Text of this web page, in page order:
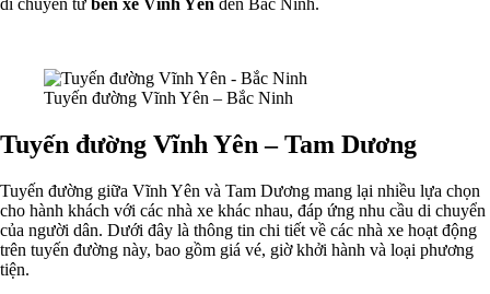
di chuyển từ bến xe Vĩnh Yên đến Bắc Ninh.
Tuyến đường Vĩnh Yên – Bắc Ninh
Tuyến đường Vĩnh Yên – Tam Dương
Tuyến đường giữa Vĩnh Yên và Tam Dương mang lại nhiều lựa chọn
cho hành khách với các nhà xe khác nhau, đáp ứng nhu cầu di chuyển
của người dân. Dưới đây là thông tin chi tiết về các nhà xe hoạt động
trên tuyến đường này, bao gồm giá vé, giờ khởi hành và loại phương
tiện.